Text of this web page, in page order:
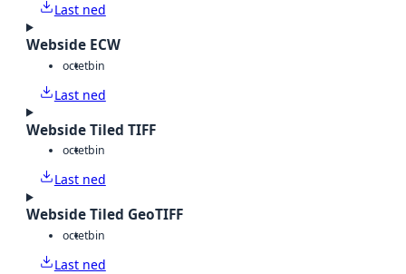
Last ned
Webside ECW
octetbin
Last ned
Webside Tiled TIFF
octetbin
Last ned
Webside Tiled GeoTIFF
octetbin
Last ned